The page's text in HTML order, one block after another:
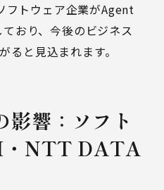
フトウェア企業がAgent
おり、今後のビジネス
ると見込まれます。
影響：ソフト
・NTT DATA